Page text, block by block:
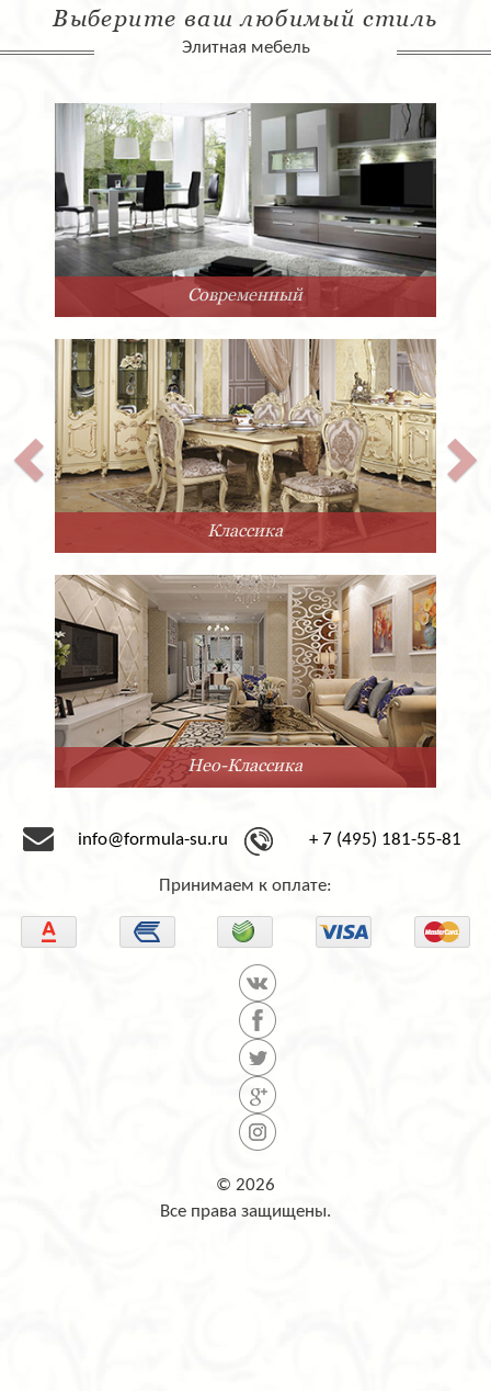
Выберите ваш любимый стиль
Элитная мебель
Современный
Классика
Нео-Классика
info@formula-su.ru + 7 (495) 181-55-81
Принимаем к оплате:
© 2026
Все права защищены.